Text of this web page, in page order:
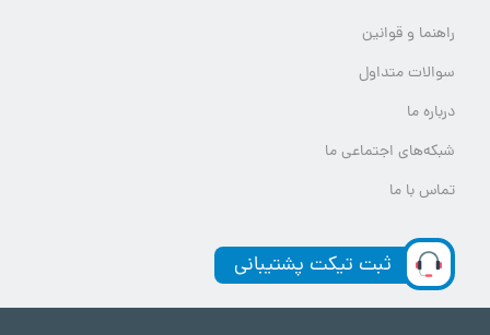
راهنما و قوانین
سوالات متداول
درباره ما
شبکه‌های اجتماعی ما
تماس با ما
ثبت تیکت پشتیبانی